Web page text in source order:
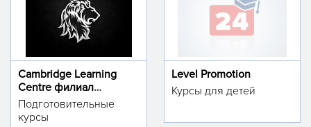
Cambridge Learning
Centre филиал
м.Тинчлик
Подготовительные
курсы
Level Promotion
Курсы для детей